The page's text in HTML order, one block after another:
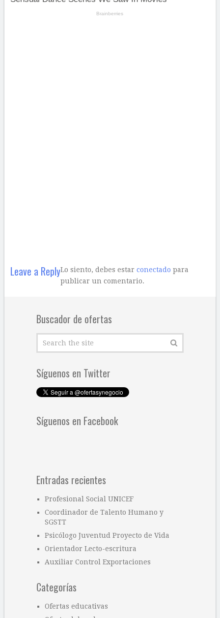
Leave a ReplyLo siento, debes estar conectado para
publicar un comentario.
Buscador de ofertas
Síguenos en Twitter
Síguenos en Facebook
Entradas recientes
Profesional Social UNICEF
Coordinador de Talento Humano y
SGSTT
Psicólogo Juventud Proyecto de Vida
Orientador Lecto-escritura
Auxiliar Control Exportaciones
Categorías
Ofertas educativas